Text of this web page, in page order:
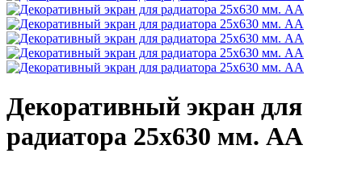
Декоративный экран для
радиатора 25х630 мм. АА